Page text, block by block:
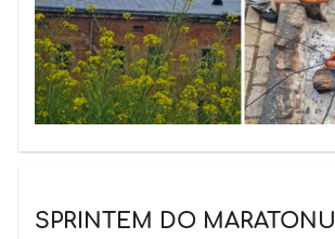
SPRINTEM DO MARATONU